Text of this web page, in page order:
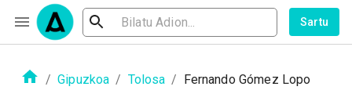
Sartu
/ Gipuzkoa / Tolosa / Fernando Gómez Lopo